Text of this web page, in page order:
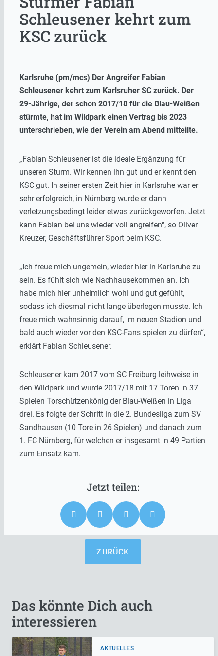
Schleusener kehrt zum
KSC zurück
Karlsruhe (pm/mcs) Der Angreifer Fabian
Schleusener kehrt zum Karlsruher SC zurück. Der
29-Jährige, der schon 2017/18 für die Blau-Weißen
stürmte, hat im Wildpark einen Vertrag bis 2023
unterschrieben, wie der Verein am Abend mitteilte.
„Fabian Schleusener ist die ideale Ergänzung für
unseren Sturm. Wir kennen ihn gut und er kennt den
KSC gut. In seiner ersten Zeit hier in Karlsruhe war er
sehr erfolgreich, in Nürnberg wurde er dann
verletzungsbedingt leider etwas zurückgeworfen. Jetzt
kann Fabian bei uns wieder voll angreifen“, so Oliver
Kreuzer, Geschäftsführer Sport beim KSC.
„Ich freue mich ungemein, wieder hier in Karlsruhe zu
sein. Es fühlt sich wie Nachhausekommen an. Ich
habe mich hier unheimlich wohl und gut gefühlt,
sodass ich diesmal nicht lange überlegen musste. Ich
freue mich wahnsinnig darauf, im neuen Stadion und
bald auch wieder vor den KSC-Fans spielen zu dürfen“,
erklärt Fabian Schleusener.
Schleusener kam 2017 vom SC Freiburg leihweise in
den Wildpark und wurde 2017/18 mit 17 Toren in 37
Spielen Torschützenkönig der Blau-Weißen in Liga
drei. Es folgte der Schritt in die 2. Bundesliga zum SV
Sandhausen (10 Tore in 26 Spielen) und danach zum
1. FC Nürnberg, für welchen er insgesamt in 49 Partien
zum Einsatz kam.
ZURÜCK
Das könnte Dich auch
interessieren
AKTUELLES